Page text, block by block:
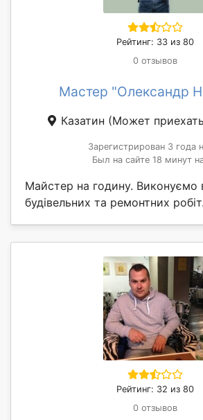
Рейтинг: 33 из 80
0 отзывов
Мастер "Олександр
Казатин (Может
Зарегистрирован 3 года
Был на сайте 18 минут
Майстер на годину. Виконуємо
будівельних та ремонтних робіт.
Рейтинг: 32 из 80
0 отзывов